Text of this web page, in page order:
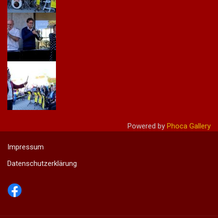
Powered by Phoca Gallery
Impressum
Datenschutzerklärung